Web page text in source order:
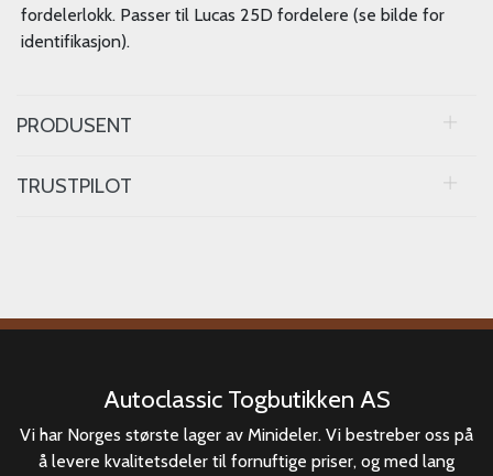
fordelerlokk. Passer til Lucas 25D fordelere (se bilde for
identifikasjon).
PRODUSENT
TRUSTPILOT
Autoclassic Togbutikken AS
Vi har Norges største lager av Minideler. Vi bestreber oss på
å levere kvalitetsdeler til fornuftige priser, og med lang